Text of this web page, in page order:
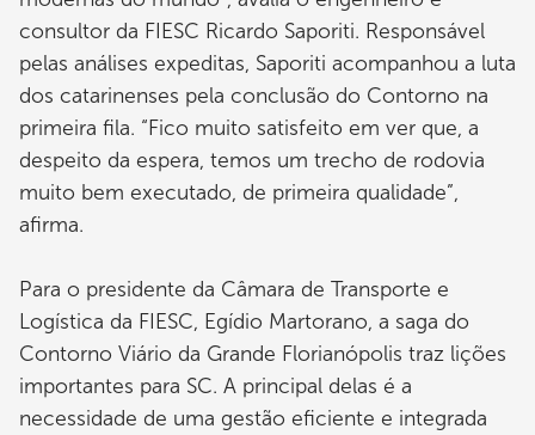
consultor da FIESC Ricardo Saporiti. Responsável
pelas análises expeditas, Saporiti acompanhou a luta
dos catarinenses pela conclusão do Contorno na
primeira fila. “Fico muito satisfeito em ver que, a
despeito da espera, temos um trecho de rodovia
muito bem executado, de primeira qualidade”,
afirma.
Para o presidente da Câmara de Transporte e
Logística da FIESC, Egídio Martorano, a saga do
Contorno Viário da Grande Florianópolis traz lições
importantes para SC. A principal delas é a
necessidade de uma gestão eficiente e integrada